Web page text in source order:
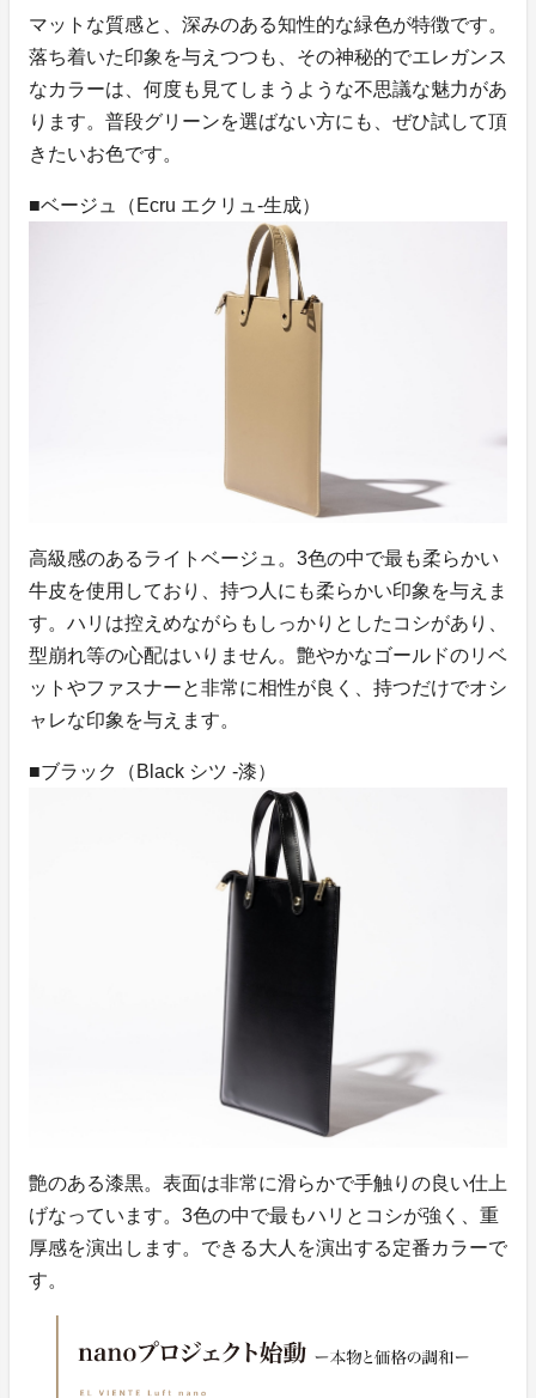
マットな質感と、深みのある知性的な緑色が特徴です。
落ち着いた印象を与えつつも、その神秘的でエレガンス
なカラーは、何度も見てしまうような不思議な魅力があ
ります。普段グリーンを選ばない方にも、ぜひ試して頂
きたいお色です。
■ベージュ（Ecru エクリュ-生成）
高級感のあるライトベージュ。3色の中で最も柔らかい
牛皮を使用しており、持つ人にも柔らかい印象を与えま
す。ハリは控えめながらもしっかりとしたコシがあり、
型崩れ等の心配はいりません。艶やかなゴールドのリベ
ットやファスナーと非常に相性が良く、持つだけでオシ
ャレな印象を与えます。
■ブラック（Black シツ -漆）
艶のある漆黒。表面は非常に滑らかで手触りの良い仕上
げなっています。3色の中で最もハリとコシが強く、重
厚感を演出します。できる大人を演出する定番カラーで
す。